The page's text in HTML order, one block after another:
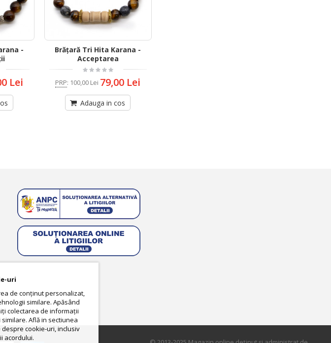
-
Lei
Brățară Tri Hita Karana -
Acceptarea
PRP: 100,00 Lei 79,00 Lei
Adauga in cos
uri
de conținut personalizat,
similare. Apăsând
colectarea de informații
Află in sectiunea
cookie-uri, inclusiv
acordului.